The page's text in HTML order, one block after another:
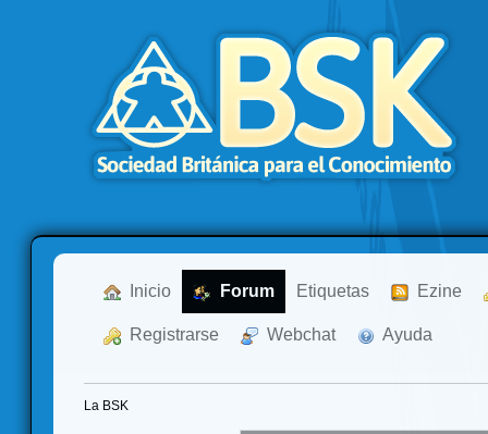
Inicio Forum Etiquetas Ezine
Registrarse Webchat Ayuda
La BSK